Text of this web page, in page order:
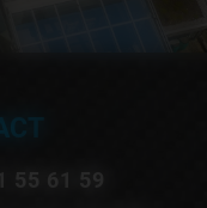
55 61 59